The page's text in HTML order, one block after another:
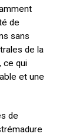
de
sans
de la
ce qui
et une
de